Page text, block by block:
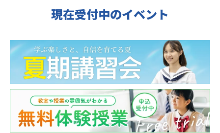
現在受付中のイベント